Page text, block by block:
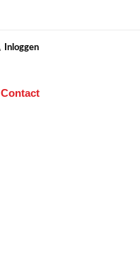
Inloggen
Contact